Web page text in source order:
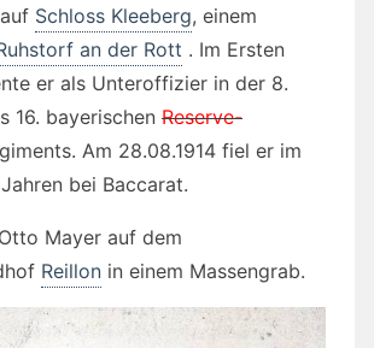
Schloss Kleeberg, einem
an der Rott . Im Ersten
er als Unteroffizier in der 8.
16. bayerischen Reserve-
Am 28.08.1914 fiel er im
bei Baccarat.
Mayer auf dem
Reillon in einem Massengrab.